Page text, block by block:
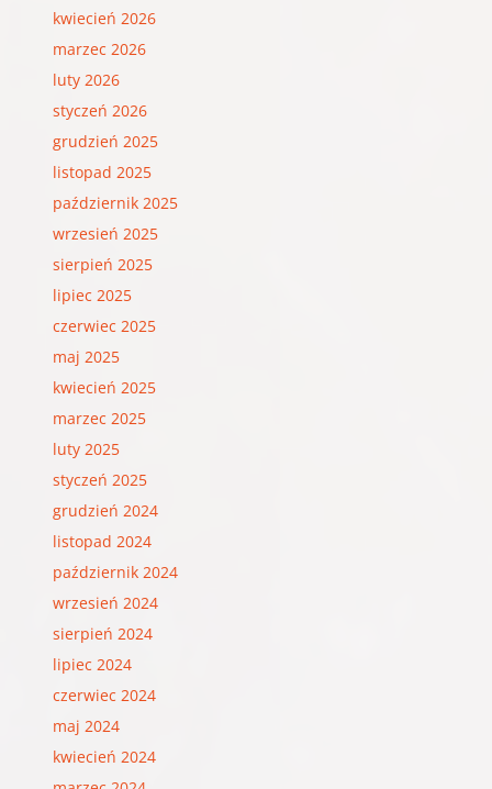
kwiecień 2026
marzec 2026
luty 2026
styczeń 2026
grudzień 2025
listopad 2025
październik 2025
wrzesień 2025
sierpień 2025
lipiec 2025
czerwiec 2025
maj 2025
kwiecień 2025
marzec 2025
luty 2025
styczeń 2025
grudzień 2024
listopad 2024
październik 2024
wrzesień 2024
sierpień 2024
lipiec 2024
czerwiec 2024
maj 2024
kwiecień 2024